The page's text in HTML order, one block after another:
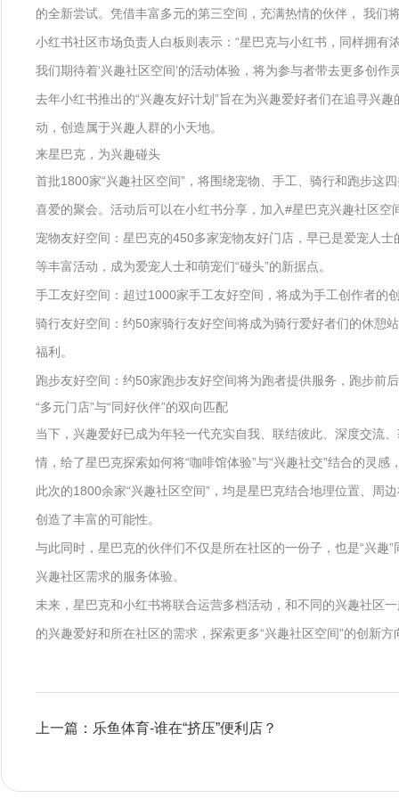
的全新尝试。凭借丰富多元的第三空间，充满热情的伙伴， 我们
小红书社区市场负责人白板则表示：“星巴克与小红书，同样拥有
我们期待着‘兴趣社区空间’的活动体验，将为参与者带去更多创
去年小红书推出的“兴趣友好计划”旨在为兴趣爱好者们在追寻兴
动，创造属于兴趣人群的小天地。
来星巴克，为兴趣碰头
首批1800家“兴趣社区空间”，将围绕宠物、手工、骑行和跑步这
喜爱的聚会。活动后可以在小红书分享，加入#星巴克兴趣社区空
宠物友好空间：星巴克的450多家宠物友好门店，早已是爱宠人
等丰富活动，成为爱宠人士和萌宠们“碰头”的新据点。
手工友好空间：超过1000家手工友好空间，将成为手工创作者的
骑行友好空间：约50家骑行友好空间将成为骑行爱好者们的休憩
福利。
跑步友好空间：约50家跑步友好空间将为跑者提供服务，跑步前
“多元门店”与“同好伙伴”的双向匹配
当下，兴趣爱好已成为年轻一代充实自我、联结彼此、深度交流
情，给了星巴克探索如何将“咖啡馆体验”与“兴趣社交”结合的灵感
此次的1800余家“兴趣社区空间”，均是星巴克结合地理位置、
创造了丰富的可能性。
与此同时，星巴克的伙伴们不仅是所在社区的一份子，也是“兴
兴趣社区需求的服务体验。
未来，星巴克和小红书将联合运营多档活动，和不同的兴趣社区
的兴趣爱好和所在社区的需求，探索更多“兴趣社区空间”的创新方
上一篇：乐鱼体育-谁在“挤压”便利店？